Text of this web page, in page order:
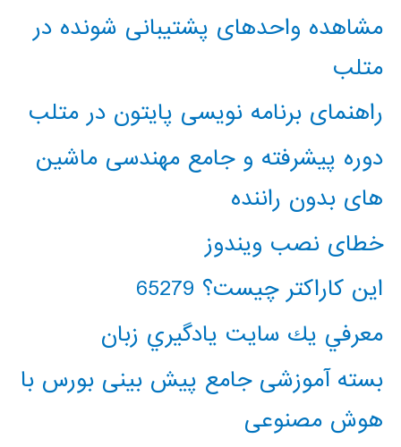
مشاهده واحدهای پشتیبانی شونده در
متلب
راهنمای برنامه نویسی پایتون در متلب
دوره پیشرفته و جامع مهندسی ماشین
های بدون راننده
خطای نصب ویندوز
این کاراکتر چیست؟ 65279
معرفي يك سايت يادگيري زبان
بسته آموزشی جامع پیش بینی بورس با
هوش مصنوعی